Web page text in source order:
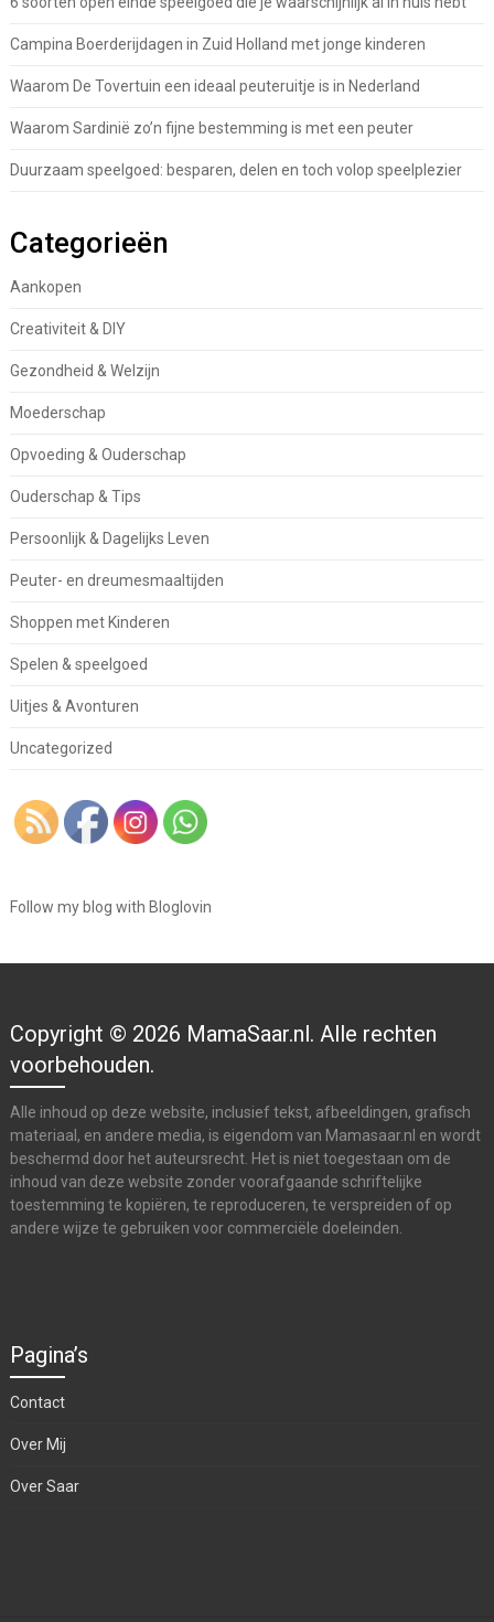
Campina Boerderijdagen in Zuid Holland met jonge kinderen
Waarom De Tovertuin een ideaal peuteruitje is in Nederland
Waarom Sardinië zo’n fijne bestemming is met een peuter
Duurzaam speelgoed: besparen, delen en toch volop speelplezier
Categorieën
Aankopen
Creativiteit & DIY
Gezondheid & Welzijn
Moederschap
Opvoeding & Ouderschap
Ouderschap & Tips
Persoonlijk & Dagelijks Leven
Peuter- en dreumesmaaltijden
Shoppen met Kinderen
Spelen & speelgoed
Uitjes & Avonturen
Uncategorized
Follow my blog with Bloglovin
Copyright © 2026 MamaSaar.nl. Alle rechten
voorbehouden.
Alle inhoud op deze website, inclusief tekst, afbeeldingen, grafisch
materiaal, en andere media, is eigendom van Mamasaar.nl en wordt
beschermd door het auteursrecht. Het is niet toegestaan om de
inhoud van deze website zonder voorafgaande schriftelijke
toestemming te kopiëren, te reproduceren, te verspreiden of op
andere wijze te gebruiken voor commerciële doeleinden.
Pagina’s
Contact
Over Mij
Over Saar